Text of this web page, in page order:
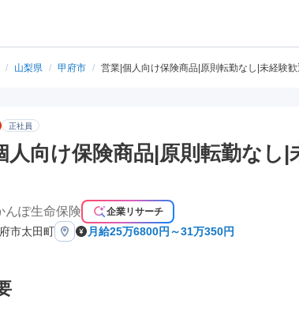
/ 山梨県 / 甲府市 / 営業|個人向け保険商品|原則転勤なし|未経験
正社員
人向け保険商品|原則転勤なし|
んぽ生命保険 企業リサーチ
市太田町 月給25万6800円～31万350円